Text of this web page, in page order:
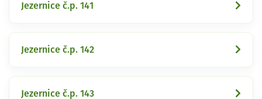
Jezernice č.p. 141
Jezernice č.p. 142
Jezernice č.p. 143